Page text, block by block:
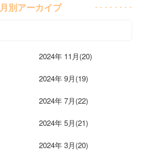
月別アーカイブ
2024年 11月(20)
2024年 9月(19)
2024年 7月(22)
2024年 5月(21)
2024年 3月(20)